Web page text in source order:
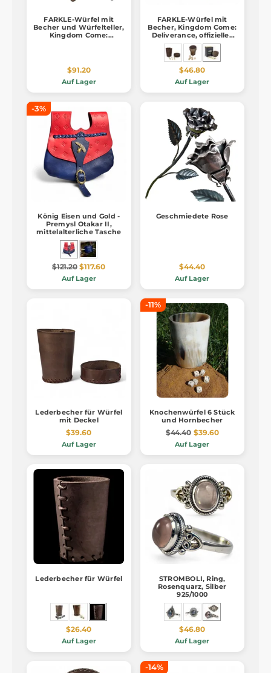
FARKLE-Würfel mit
Becher und Würfelteller,
Kingdom Come:
$91.20
Auf Lager
FARKLE-Würfel mit
Becher, Kingdom Come:
Deliverance, offizielles
Merch
$46.80
Auf Lager
-3%
König Eisen und Gold -
Premysl Otakar II,
mittelalterliche Tasche
$121.20 $117.60
Auf Lager
Geschmiedete Rose
$44.40
Auf Lager
Lederbecher für Würfel
mit Deckel
$39.60
Auf Lager
-11%
Knochenwürfel 6 Stück
und Hornbecher
$44.40 $39.60
Auf Lager
Lederbecher für Würfel
$26.40
Auf Lager
STROMBOLI, Ring,
Rosenquarz, Silber
925/1000
$46.80
Auf Lager
-14%